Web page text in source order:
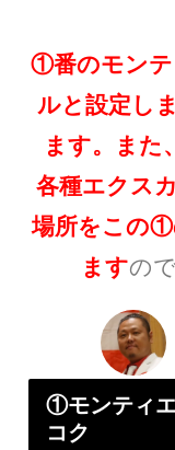
①番のモンテ
ルと設定し
ます。また
各種エクス
場所をこの①
ますの
①モンティ
コク